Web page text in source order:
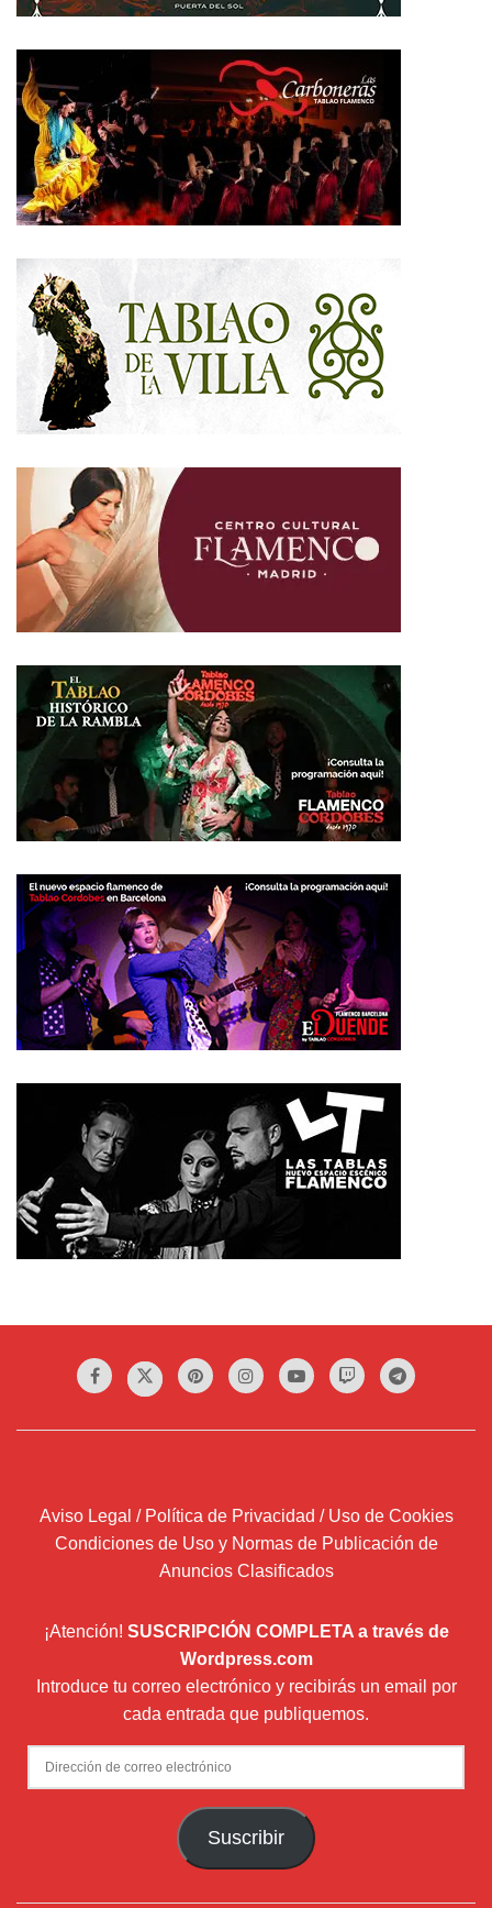
Aviso Legal / Política de Privacidad / Uso de Cookies
Condiciones de Uso y Normas de Publicación de
Anuncios Clasificados
¡Atención! SUSCRIPCIÓN COMPLETA a través de
Wordpress.com
Introduce tu correo electrónico y recibirás un email por
cada entrada que publiquemos.
Dirección
de
Suscribir